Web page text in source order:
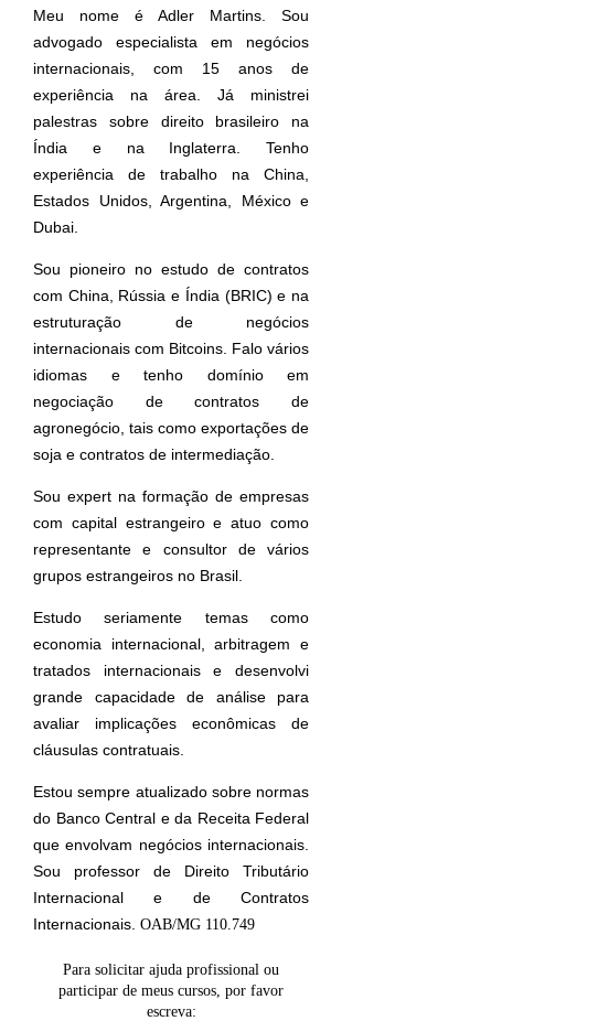
Meu nome é Adler Martins. Sou
advogado especialista em negócios
internacionais, com 15 anos de
experiência na área. Já ministrei
palestras sobre direito brasileiro na
Índia e na Inglaterra. Tenho
experiência de trabalho na China,
Estados Unidos, Argentina, México e
Dubai.
Sou pioneiro no estudo de contratos
com China, Rússia e Índia (BRIC) e na
estruturação de negócios
internacionais com Bitcoins. Falo vários
idiomas e tenho domínio em
negociação de contratos de
agronegócio, tais como exportações de
soja e contratos de intermediação.
Sou expert na formação de empresas
com capital estrangeiro e atuo como
representante e consultor de vários
grupos estrangeiros no Brasil.
Estudo seriamente temas como
economia internacional, arbitragem e
tratados internacionais e desenvolvi
grande capacidade de análise para
avaliar implicações econômicas de
cláusulas contratuais.
Estou sempre atualizado sobre normas
do Banco Central e da Receita Federal
que envolvam negócios internacionais.
Sou professor de Direito Tributário
Internacional e de Contratos
Internacionais. OAB/MG 110.749
Para solicitar ajuda profissional ou
participar de meus cursos, por favor
escreva: